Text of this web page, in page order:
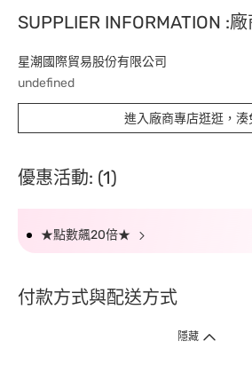
SUPPLIER INFORMATION :
星潮國際貿易股份有限公司
undefined
進入廠商專店逛逛，湊
優惠活動: (1)
★點數飆20倍★
付款方式與配送方式
隱藏